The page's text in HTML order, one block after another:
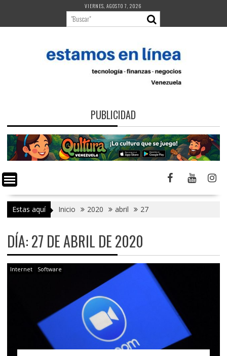
contenido
VIERNES, AGOSTO 7, 2026
PUBLICIDAD
Estas aquí Inicio 2020 abril 27
DÍA:27 DE ABRIL DE 2020
Internet Software